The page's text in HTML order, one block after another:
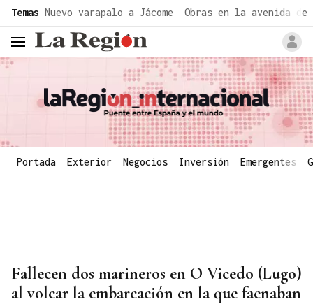
Temas Nuevo varapalo a Jácome Obras en la avenida de
header.menu.open
Portada Exterior Negocios Inversión Emergentes
Fallecen dos marineros en O Vicedo (Lugo)
al volcar la embarcación en la que faenaban